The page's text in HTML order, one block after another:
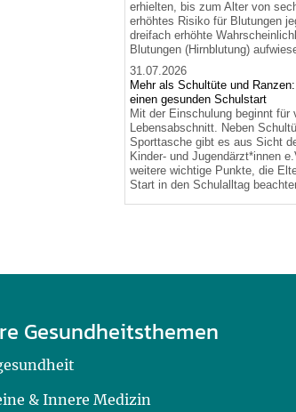
erhielten, bis zum Alter von
erhöhtes Risiko für Blutungen
dreifach erhöhte
Blutungen (Hirnblutung)
31.07.2026
Mehr als Schultüte und
einen gesunden Schulstart
Mit der Einschulung beginnt für
Lebensabschnitt. Neben
Sporttasche gibt es aus Sicht
Kinder- und Jugendärzt*innen
weitere wichtige Punkte, die
Start in den Schulalltag
Gesundheitsthemen
& Innere Medizin